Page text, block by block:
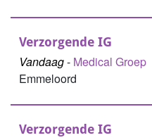
Verzorgende IG
Vandaag- Medical Groep
Emmeloord
Verzorgende IG